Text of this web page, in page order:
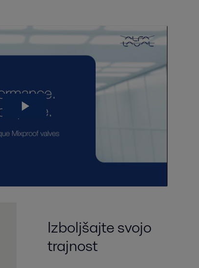
Izboljšajte svojo
trajnost